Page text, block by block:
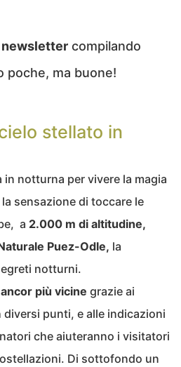
newsletter compilando
poche, ma buone!
stellato in
in notturna per vivere la magia
sensazione di toccare le
a 2.000 m di altitudine,
Puez-Odle, la
notturni.
più vicine grazie ai
punti, e alle indicazioni
che aiuteranno i visitatori
Di sottofondo un